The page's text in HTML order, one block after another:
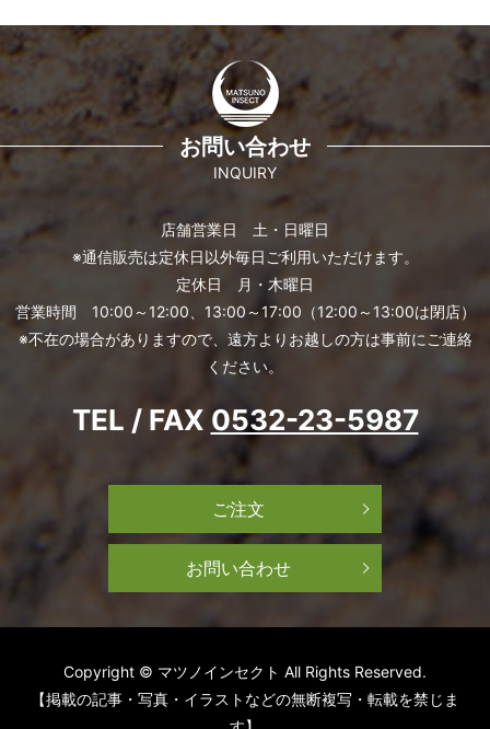
お問い合わせ
INQUIRY
店舗営業日 土・日曜日
※通信販売は定休日以外毎日ご利用いただけます。
定休日 月・木曜日
営業時間 10:00～12:00、13:00～17:00（12:00～13:00は閉店）
※不在の場合がありますので、遠方よりお越しの方は事前にご連絡
ください。
TEL / FAX 0532-23-5987
ご注文
お問い合わせ
Copyright © マツノインセクト All Rights Reserved.
【掲載の記事・写真・イラストなどの無断複写・転載を禁じま